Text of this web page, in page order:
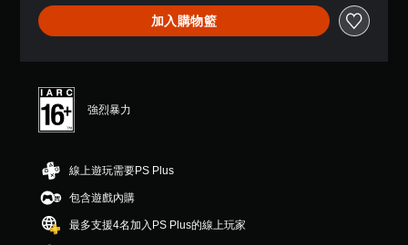
4
.
（
滿
分
星
）
，
共
加入購物籃
強烈暴力
線上遊玩需要PS Plus
包含遊戲內購
最多支援4名加入PS Plus的線上玩家